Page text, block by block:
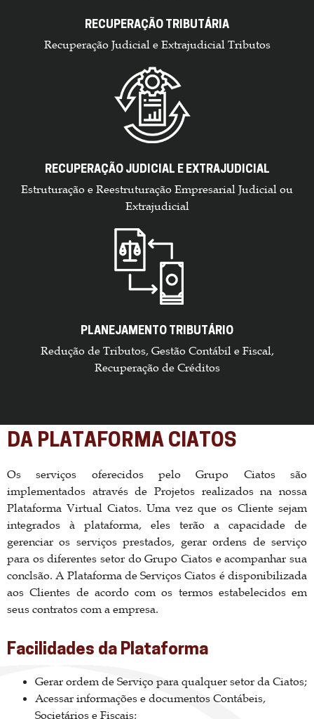
RECUPERAÇÃO TRIBUTÁRIA
Recuperação Judicial e Extrajudicial Tributos
RECUPERAÇÃO JUDICIAL E EXTRAJUDICIAL
Estruturação e Reestruturação Empresarial Judicial ou
Extrajudicial
PLANEJAMENTO TRIBUTÁRIO
Redução de Tributos, Gestão Contábil e Fiscal,
Recuperação de Créditos
DA PLATAFORMA CIATOS
Os serviços oferecidos pelo Grupo Ciatos são
implementados através de Projetos realizados na nossa
Plataforma Virtual Ciatos. Uma vez que os Cliente sejam
integrados à plataforma, eles terão a capacidade de
gerenciar os serviços prestados, gerar ordens de serviço
para os diferentes setor do Grupo Ciatos e acompanhar sua
conclsão. A Plataforma de Serviços Ciatos é disponibilizada
aos Clientes de acordo com os termos estabelecidos em
seus contratos com a empresa.
Facilidades da Plataforma
Gerar ordem de Serviço para qualquer setor da Ciatos;
Acessar informações e documentos Contábeis,
Societários e Fiscais;